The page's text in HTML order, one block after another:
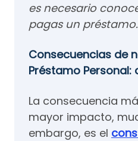
es necesario
pagas un préstamo.
Consecuencias de
Préstamo Personal:
La consecuencia
mayor impacto,
embargo, es el